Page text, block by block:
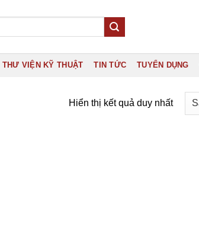
THƯ VIỆN KỸ THUẬT TIN TỨC TUYỂN DỤNG
Hiển thị kết quả duy nhất